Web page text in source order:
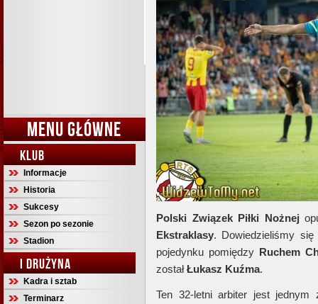
MENU GŁÓWNE
KLUB
Informacje
Historia
Sukcesy
Sezon po sezonie
Stadion
I DRUŻYNA
Kadra i sztab
Terminarz
Polski Związek Piłki Nożnej
Ekstraklasy. Dowiedzieliśmy
pojedynku pomiędzy Ruchem
zostałŁukasz Kuźma.
Ten 32-letni arbiter jest jednym